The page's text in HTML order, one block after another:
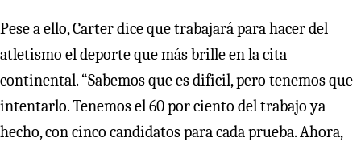
Pese a ello, Carter dice que trabajará para hacer del
atletismo el deporte que más brille en la cita
continental. “Sabemos que es dificil, pero tenemos que
intentarlo. Tenemos el 60 por ciento del trabajo ya
hecho, con cinco candidatos para cada prueba. Ahora,